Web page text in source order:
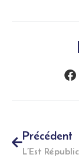
Précédent